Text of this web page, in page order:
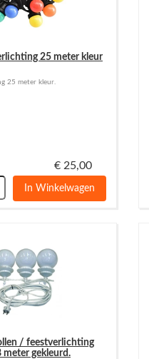
25 meter kleur
25 meter kleur.
€ 25,00
In Winkelwagen
/ feestverlichting
meter gekleurd.